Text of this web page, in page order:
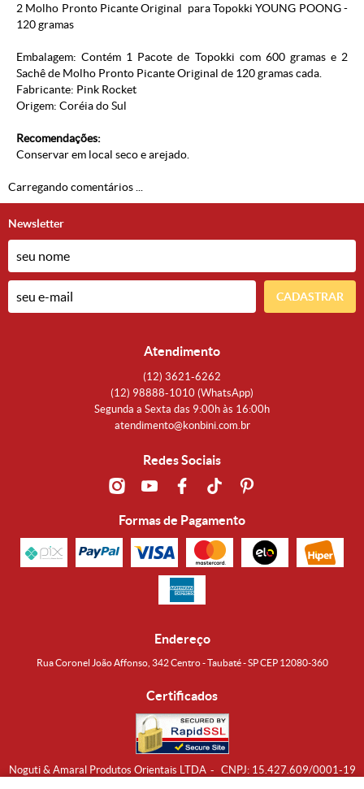
2 Molho Pronto Picante Original para Topokki YOUNG POONG -
120 gramas
Embalagem: Contém 1 Pacote de Topokki com 600 gramas e 2
Sachê de Molho Pronto Picante Original de 120 gramas cada.
Fabricante: Pink Rocket
Origem: Coréia do Sul
Recomendações:
Conservar em local seco e arejado.
Carregando comentários ...
Newsletter
CADASTRAR
Atendimento
(12) 3621-6262
(12) 98888-1010 (WhatsApp)
Segunda a Sexta das 9:00h às 16:00h
atendimento@konbini.com.br
Redes Sociais
Formas de Pagamento
Endereço
Rua Coronel João Affonso, 342 Centro - Taubaté - SP CEP 12080-360
Certificados
Noguti & Amaral Produtos Orientais LTDA CNPJ: 15.427.609/0001-19